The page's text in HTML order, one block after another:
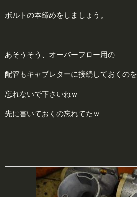
ボルトの本締めをしましょう。
あそうそう、オーバーフロー用の
配管もキャブレターに接続しておくのを
忘れないで下さいねｗ
先に書いておくの忘れてたｗ